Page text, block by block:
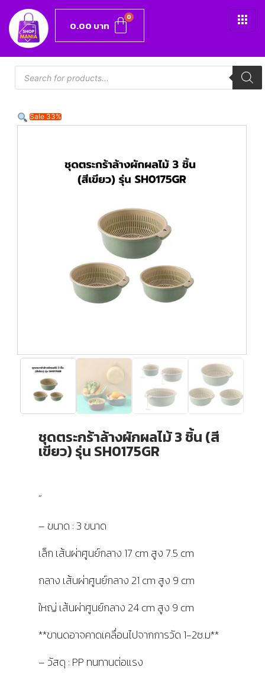
0.00 บาท
Sale 33%
ชุดตระกร้าล้างผักผลไม้ 3 ชิ้น (สี
เขียว) รุ่น SH0175GR
”
– ขนาด : 3 ขนาด
เล็ก เส้นผ่าศูนย์กลาง 17 cm สูง 7.5 cm
กลาง เส้นผ่าศูนย์กลาง 21 cm สูง 9 cm
ใหญ่ เส้นผ่าศูนย์กลาง 24 cm สูง 9 cm
**ขานดอาจคาดเคลื่อนไปจากการวัด 1-2ซ.ม**
– วัสดุ : PP ทนทานต่อแรง